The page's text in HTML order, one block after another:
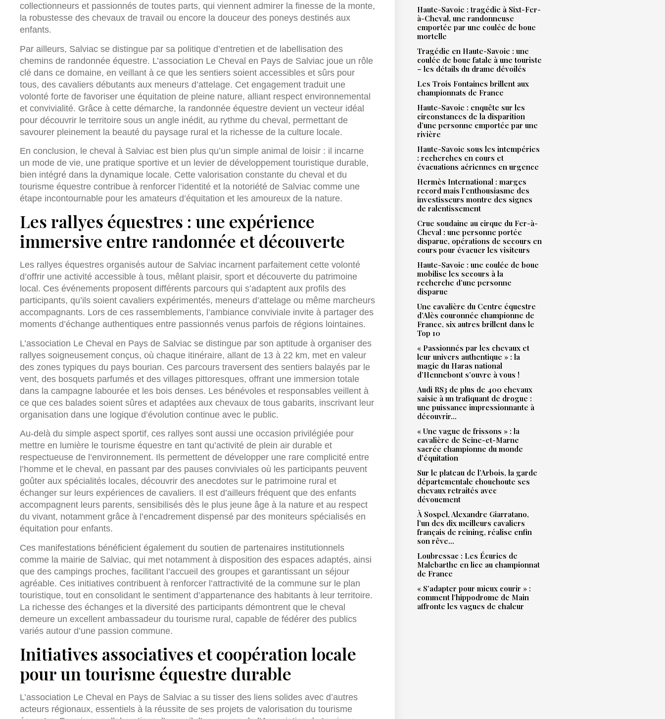
collectionneurs et passionnés de toutes parts, qui viennent admirer la finesse de la monte,
la robustesse des chevaux de travail ou encore la douceur des poneys destinés aux
enfants.
Par ailleurs, Salviac se distingue par sa politique d’entretien et de labellisation des
chemins de randonnée équestre. L’association Le Cheval en Pays de Salviac joue un rôle
clé dans ce domaine, en veillant à ce que les sentiers soient accessibles et sûrs pour
tous, des cavaliers débutants aux meneurs d’attelage. Cet engagement traduit une
volonté forte de favoriser une équitation de pleine nature, alliant respect environnemental
et convivialité. Grâce à cette démarche, la randonnée équestre devient un vecteur idéal
pour découvrir le territoire sous un angle inédit, au rythme du cheval, permettant de
savourer pleinement la beauté du paysage rural et la richesse de la culture locale.
En conclusion, le cheval à Salviac est bien plus qu’un simple animal de loisir : il incarne
un mode de vie, une pratique sportive et un levier de développement touristique durable,
bien intégré dans la dynamique locale. Cette valorisation constante du cheval et du
tourisme équestre contribue à renforcer l’identité et la notoriété de Salviac comme une
étape incontournable pour les amateurs d’équitation et les amoureux de la nature.
Les rallyes équestres : une expérience
immersive entre randonnée et découverte
Les rallyes équestres organisés autour de Salviac incarnent parfaitement cette volonté
d’offrir une activité accessible à tous, mêlant plaisir, sport et découverte du patrimoine
local. Ces événements proposent différents parcours qui s’adaptent aux profils des
participants, qu’ils soient cavaliers expérimentés, meneurs d’attelage ou même marcheurs
accompagnants. Lors de ces rassemblements, l’ambiance conviviale invite à partager des
moments d’échange authentiques entre passionnés venus parfois de régions lointaines.
L’association Le Cheval en Pays de Salviac se distingue par son aptitude à organiser des
rallyes soigneusement conçus, où chaque itinéraire, allant de 13 à 22 km, met en valeur
des zones typiques du pays bourian. Ces parcours traversent des sentiers balayés par le
vent, des bosquets parfumés et des villages pittoresques, offrant une immersion totale
dans la campagne labourée et les bois denses. Les bénévoles et responsables veillent à
ce que ces balades soient sûres et adaptées aux chevaux de tous gabarits, inscrivant leur
organisation dans une logique d’évolution continue avec le public.
Au-delà du simple aspect sportif, ces rallyes sont aussi une occasion privilégiée pour
mettre en lumière le tourisme équestre en tant qu’activité de plein air durable et
respectueuse de l’environnement. Ils permettent de développer une rare complicité entre
l’homme et le cheval, en passant par des pauses conviviales où les participants peuvent
goûter aux spécialités locales, découvrir des anecdotes sur le patrimoine rural et
échanger sur leurs expériences de cavaliers. Il est d’ailleurs fréquent que des enfants
accompagnent leurs parents, sensibilisés dès le plus jeune âge à la nature et au respect
du vivant, notamment grâce à l’encadrement dispensé par des moniteurs spécialisés en
équitation pour enfants.
Ces manifestations bénéficient également du soutien de partenaires institutionnels
comme la mairie de Salviac, qui met notamment à disposition des espaces adaptés, ainsi
que des campings proches, facilitant l’accueil des groupes et garantissant un séjour
agréable. Ces initiatives contribuent à renforcer l’attractivité de la commune sur le plan
touristique, tout en consolidant le sentiment d’appartenance des habitants à leur territoire.
La richesse des échanges et la diversité des participants démontrent que le cheval
demeure un excellent ambassadeur du tourisme rural, capable de fédérer des publics
variés autour d’une passion commune.
Initiatives associatives et coopération locale
pour un tourisme équestre durable
L’association Le Cheval en Pays de Salviac a su tisser des liens solides avec d’autres
acteurs régionaux, essentiels à la réussite de ses projets de valorisation du tourisme
Haute-Savoie : tragédie à Sixt-Fer-
à-Cheval, une randonneuse
emportée par une coulée de boue
mortelle
Tragédie en Haute-Savoie : une
coulée de boue fatale à une touriste
– les détails du drame dévoilés
Les Trois Fontaines brillent aux
championnats de France
Haute-Savoie : enquête sur les
circonstances de la disparition
d’une personne emportée par une
rivière
Haute-Savoie sous les intempéries
: recherches en cours et
évacuations aériennes en urgence
Hermès International : marges
record mais l’enthousiasme des
investisseurs montre des signes
de ralentissement
Crue soudaine au cirque du Fer-à-
Cheval : une personne portée
disparue, opérations de secours en
cours pour évacuer les visiteurs
Haute-Savoie : une coulée de boue
mobilise les secours à la
recherche d’une personne
disparue
Une cavalière du Centre équestre
d’Alès couronnée championne de
France, six autres brillent dans le
Top 10
« Passionnés par les chevaux et
leur univers authentique » : la
magie du Haras national
d’Hennebont s’ouvre à vous !
Audi RS3 de plus de 400 chevaux
saisie à un trafiquant de drogue :
une puissance impressionnante à
découvrir…
« Une vague de frissons » : la
cavalière de Seine-et-Marne
sacrée championne du monde
d’équitation
Sur le plateau de l’Arbois, la garde
départementale chouchoute ses
chevaux retraités avec
dévouement
À Sospel, Alexandre Giarratano,
l’un des dix meilleurs cavaliers
français de reining, réalise enfin
son rêve…
Loubressac : Les Écuries de
Malebarthe en lice au championnat
de France
« S’adapter pour mieux courir » :
comment l’hippodrome de Main
affronte les vagues de chaleur